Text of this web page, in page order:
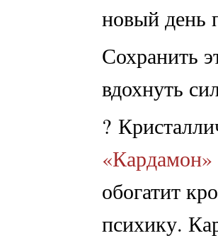
новый день
Сохранить
вдохнуть
?
«Кардамон»
обогатит
психику.